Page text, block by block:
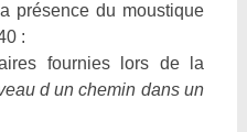
présence du moustique
:
fournies lors de la
d un chemin dans un